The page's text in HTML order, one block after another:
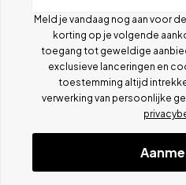
Meld je vandaag nog aan voor
korting op je volgende
toegang tot geweldige
exclusieve lanceringen en
toestemming altijd
verwerking van persoonlijke